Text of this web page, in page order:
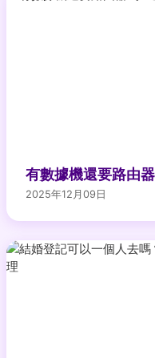
有數據機還要路由
2025年12月09日